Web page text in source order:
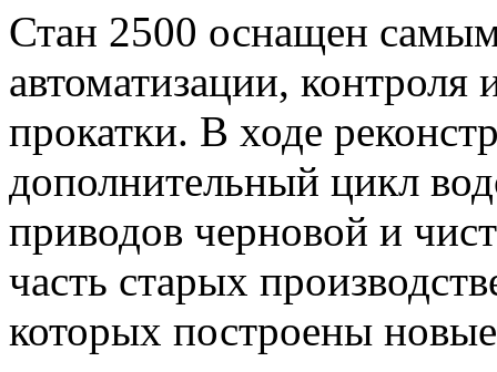
Стан 2500 оснащен
автоматизации, контроля
прокатки. В ходе
дополнительный цикл
приводов черновой и
часть старых
которых построены